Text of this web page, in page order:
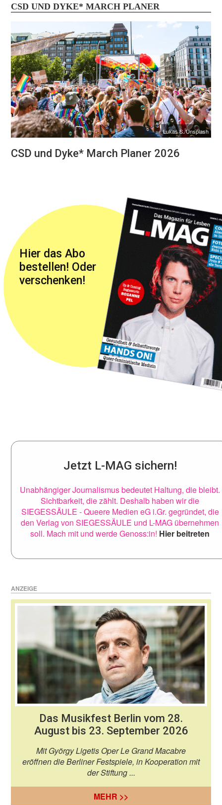
CSD UND DYKE* MARCH PLANER
Lukas S./Unsplash
CSD und Dyke* March Planer 2026
Hier das Abo
bestellen! Oder
verschenken!
Jetzt L-MAG sichern!
Unabhängiger Journalismus bedeutet Haltung, die bleibt.
Sichtbarkeit, die zählt. Deshalb haben wir die
SIEGESSÄULE - Queere Medien eG i.Gr. gegründet, die
den Verlag von SIEGESSÄULE und L-MAG übernehmen
soll. Mach mit und werde Genoss:in! Hier beitreten
ANZEIGE
Das Musikfest Berlin vom 28.
August bis 23. September 2026
Mit György Ligetis Oper Le Grand Macabre
eröffnen die Berliner Festspiele, in Kooperation mit
der Stiftung ...
MEHR >>